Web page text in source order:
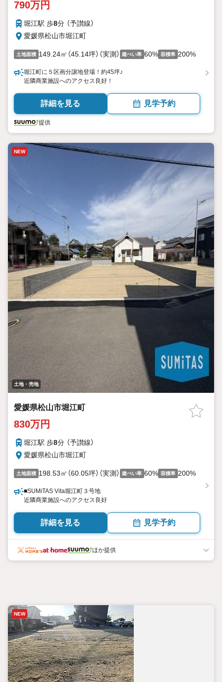
790万円
堀江駅 歩8分 （予讃線）
愛媛県松山市堀江町
土地面積 149.24㎡（45.14坪）（実測） 建ぺい率 60% 容積率 200%
堀江町に５区画分譲地登場！約45坪♪
近隣商業施設へのアクセス良好！
詳細を見る 見学予約
提供
NEW
土地・売地
愛媛県松山市堀江町
830万円
堀江駅 歩8分 （予讃線）
愛媛県松山市堀江町
土地面積 198.53㎡（60.05坪）（実測） 建ぺい率 60% 容積率 200%
■SUMiTAS Vita堀江町３号地
近隣商業施設へのアクセス良好
詳細を見る 見学予約
ほか提供
NEW